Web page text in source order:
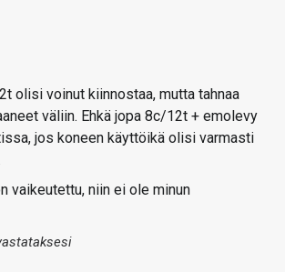
olisi voinut kiinnostaa, mutta tahnaa
väliin. Ehkä jopa 8c/12t + emolevy
jos koneen käyttöikä olisi varmasti
vaikeutettu, niin ei ole minun